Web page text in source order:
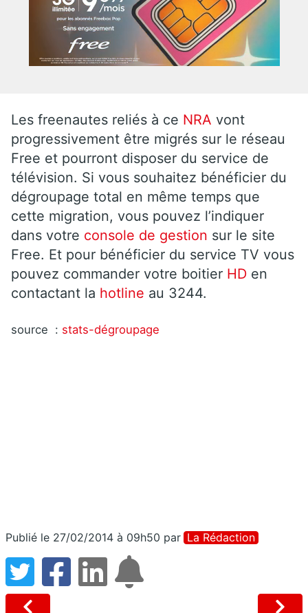
Les freenautes reliés à ce NRA vont
progressivement être migrés sur le réseau
Free et pourront disposer du service de
télévision. Si vous souhaitez bénéficier du
dégroupage total en même temps que
cette migration, vous pouvez l’indiquer
dans votre console de gestion sur le site
Free. Et pour bénéficier du service TV vous
pouvez commander votre boitier HD en
contactant la hotline au 3244.
source : stats-dégroupage
Publié le 27/02/2014 à 09h50 par La Rédaction